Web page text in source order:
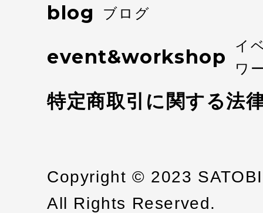
blog ブログ
event&workshop
イ
ワ
特定商取引に関する法
Copyright © 2023
All Rights Reserved.